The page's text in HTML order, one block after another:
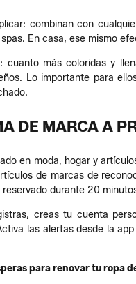
combinan con
En casa, ese mismo
más coloridas y
Lo importante para
DE MARCA A
en moda, hogar y
de marcas de
durante 20
creas tu cuenta
las alertas desde la
para renovar tu ropa